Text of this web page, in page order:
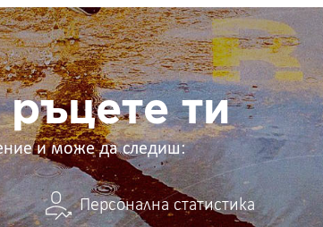
ръцете ти
и може да следиш:
Персонална статистика